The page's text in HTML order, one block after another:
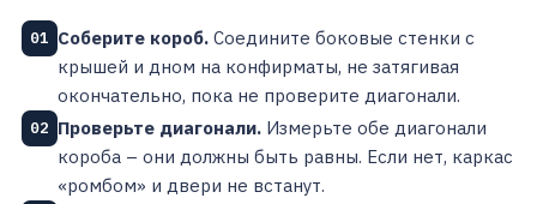
01 Соберите короб. Соедините боковые стенки с
крышей и дном на конфирматы, не затягивая
окончательно, пока не проверите диагонали.
02 Проверьте диагонали. Измерьте обе диагонали
короба – они должны быть равны. Если нет, каркас
«ромбом» и двери не встанут.